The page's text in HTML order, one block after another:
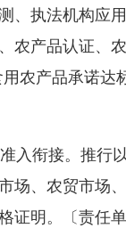
、执法机构应
农产品认证、
农产品承诺
衔接。推行
场、农贸市场
证明。〔责任